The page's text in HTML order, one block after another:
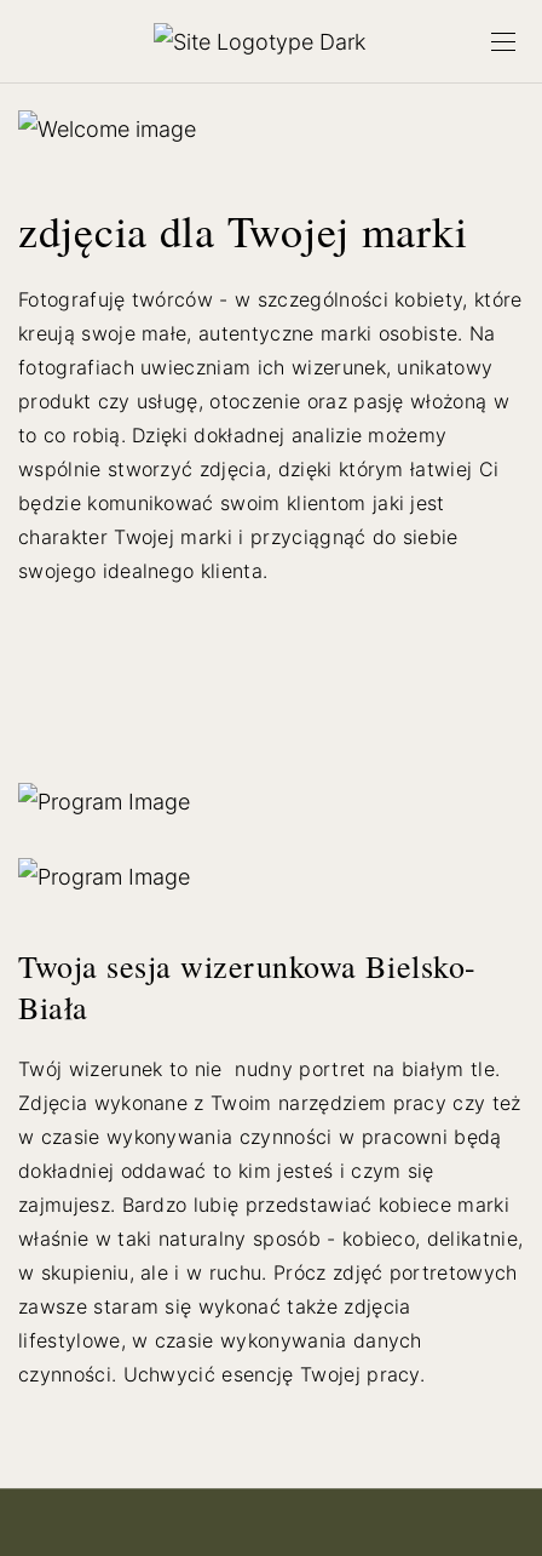
zdjęcia dla Twojej marki
Fotografuję twórców - w szczególności kobiety, które
kreują swoje małe, autentyczne marki osobiste. Na
fotografiach uwieczniam ich wizerunek, unikatowy
produkt czy usługę, otoczenie oraz pasję włożoną w
to co robią. Dzięki dokładnej analizie możemy
wspólnie stworzyć zdjęcia, dzięki którym łatwiej Ci
będzie komunikować swoim klientom jaki jest
charakter Twojej marki i przyciągnąć do siebie
swojego idealnego klienta.
Twoja sesja wizerunkowa Bielsko-
Biała
Twój wizerunek to nie nudny portret na białym tle.
Zdjęcia wykonane z Twoim narzędziem pracy czy też
w czasie wykonywania czynności w pracowni będą
dokładniej oddawać to kim jesteś i czym się
zajmujesz. Bardzo lubię przedstawiać kobiece marki
właśnie w taki naturalny sposób - kobieco, delikatnie,
w skupieniu, ale i w ruchu. Prócz zdjęć portretowych
zawsze staram się wykonać także zdjęcia
lifestylowe, w czasie wykonywania danych
czynności. Uchwycić esencję Twojej pracy.